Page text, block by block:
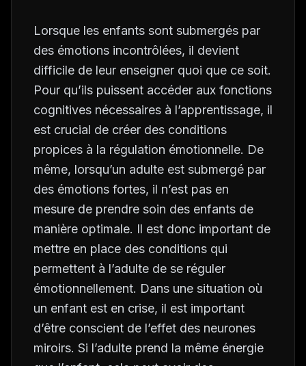
Lorsque les enfants sont submergés par
des émotions incontrôlées, il devient
difficile de leur enseigner quoi que ce soit.
Pour qu’ils puissent accéder aux fonctions
cognitives nécessaires à l’apprentissage, il
est crucial de créer des conditions
propices à la régulation émotionnelle. De
même, lorsqu’un adulte est submergé par
des émotions fortes, il n’est pas en
mesure de prendre soin des enfants de
manière optimale. Il est donc important de
mettre en place des conditions qui
permettent à l’adulte de se réguler
émotionnellement. Dans une situation où
un enfant est en crise, il est important
d’être conscient de l’effet des neurones
miroirs. Si l’adulte prend la même énergie